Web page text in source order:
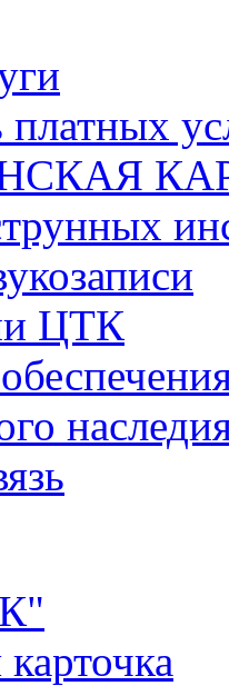
платных
ЦТК